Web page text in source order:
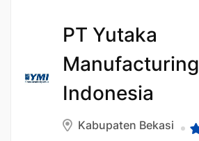
PT Yutaka
Manufacturing
Indonesia
Kabupaten Bekasi